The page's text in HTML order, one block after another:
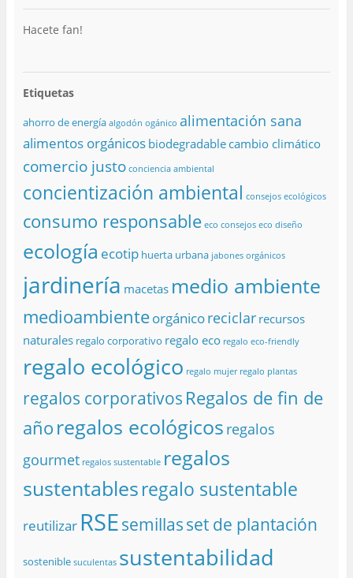
Hacete fan!
Etiquetas
ahorro de energía algodón ogánico alimentación sana
alimentos orgánicos biodegradable cambio climático
comercio justo conciencia ambiental
concientización ambiental consejos ecológicos
consumo responsable eco consejos eco diseño
ecología ecotip huerta urbana jabones orgánicos
jardinería macetas medio ambiente
medioambienteorgánicoreciclar recursos
naturales regalo corporativo regalo eco regalo eco-friendly
regalo ecológico regalo mujer regalo plantas
regalos corporativos Regalos de fin de
año regalos ecológicos regalos
gourmet regalos sustentable regalos
sustentablesregalo sustentable
reutilizar RSEsemillasset de plantación
sostenible suculentas sustentabilidad